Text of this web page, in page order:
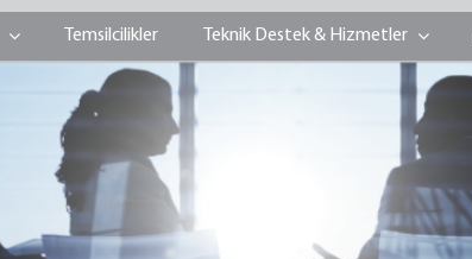
Temsilcilikler Teknik Destek & Hizmetler